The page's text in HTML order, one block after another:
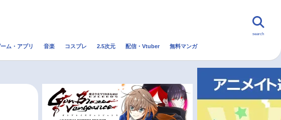
配信・Vtuber トレンド 無料マンガ
search
ム・アプリ 音楽 コスプレ 2.5次元 配信・Vtuber 無料マンガ